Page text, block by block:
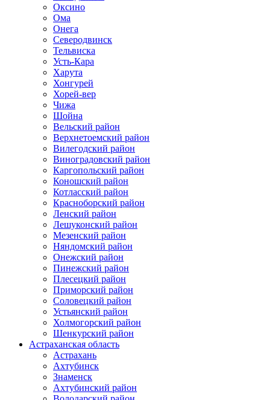
Оксино
Ома
Онега
Северодвинск
Тельвиска
Усть-Кара
Харута
Хонгурей
Хорей-вер
Чижа
Шойна
Вельский район
Верхнетоемский район
Вилегодский район
Виноградовский район
Каргопольский район
Коношский район
Котласский район
Красноборский район
Ленский район
Лешуконский район
Мезенский район
Няндомский район
Онежский район
Пинежский район
Плесецкий район
Приморский район
Соловецкий район
Устьянский район
Холмогорский район
Шенкурский район
Астраханская область
Астрахань
Ахтубинск
Знаменск
Ахтубинский район